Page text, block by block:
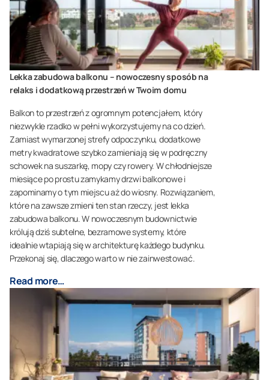
Lekka zabudowa balkonu – nowoczesny sposób na
relaks i dodatkową przestrzeń w Twoim domu
Balkon to przestrzeń z ogromnym potencjałem, który
niezwykle rzadko w pełni wykorzystujemy na co dzień.
Zamiast wymarzonej strefy odpoczynku, dodatkowe
metry kwadratowe szybko zamieniają się w podręczny
schowek na suszarkę, mopy czy rowery. W chłodniejsze
miesiące po prostu zamykamy drzwi balkonowe i
zapominamy o tym miejscu aż do wiosny. Rozwiązaniem,
które na zawsze zmieni ten stan rzeczy, jest lekka
zabudowa balkonu. W nowoczesnym budownictwie
królują dziś subtelne, bezramowe systemy, które
idealnie wtapiają się w architekturę każdego budynku.
Przekonaj się, dlaczego warto w nie zainwestować.
Read more…